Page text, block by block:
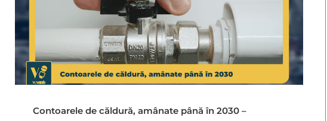
Contoarele de căldură, amânate până în 2030 –